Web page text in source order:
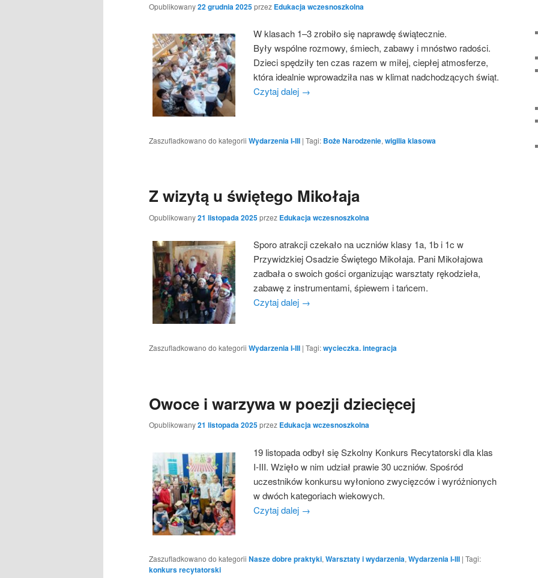
Opublikowany22 grudnia 2025przez Edukacja wczesnoszkolna
W klasach 1–3 zrobiło się naprawdę świątecznie.
Były wspólne rozmowy, śmiech, zabawy i mnóstwo radości.
Dzieci spędziły ten czas razem w miłej, ciepłej atmosferze,
która idealnie wprowadziła nas w klimat nadchodzących świąt.
Czytaj dalej →
Zaszufladkowano do kategorii Wydarzenia I-III | Tagi: Boże Narodzenie, wigilia klasowa
Z wizytą u świętego Mikołaja
Opublikowany21 listopada 2025przez Edukacja wczesnoszkolna
Sporo atrakcji czekało na uczniów klasy 1a, 1b i 1c w
Przywidzkiej Osadzie Świętego Mikołaja. Pani Mikołajowa
zadbała o swoich gości organizując warsztaty rękodzieła,
zabawę z instrumentami, śpiewem i tańcem.
Czytaj dalej →
Zaszufladkowano do kategorii Wydarzenia I-III | Tagi:wycieczka. integracja
Owoce i warzywa w poezji dziecięcej
Opublikowany21 listopada 2025przez Edukacja wczesnoszkolna
19 listopada odbył się Szkolny Konkurs Recytatorski dla klas
I-III. Wzięło w nim udział prawie 30 uczniów. Spośród
uczestników konkursu wyłoniono zwycięzców i wyróżnionych
w dwóch kategoriach wiekowych.
Czytaj dalej →
Zaszufladkowano do kategorii Nasze dobre praktyki, Warsztaty i wydarzenia, Wydarzenia I-III | Tagi:
konkurs recytatorski